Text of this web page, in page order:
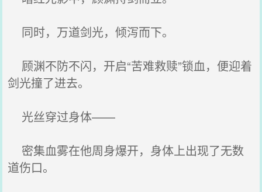
同时，万道剑光，倾泻而下。
顾渊不防不闪，开启“苦难救赎”锁血，便迎着
剑光撞了进去。
光丝穿过身体——
密集血雾在他周身爆开，身体上出现了无数
道伤口。